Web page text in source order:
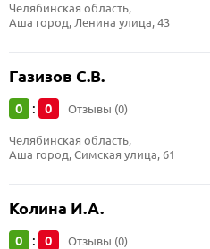
Челябинская область,
Аша город, Ленина улица, 43
Газизов С.В.
0 : 0 Отзывы (0)
Челябинская область,
Аша город, Симская улица, 61
Колина И.А.
0 : 0 Отзывы (0)